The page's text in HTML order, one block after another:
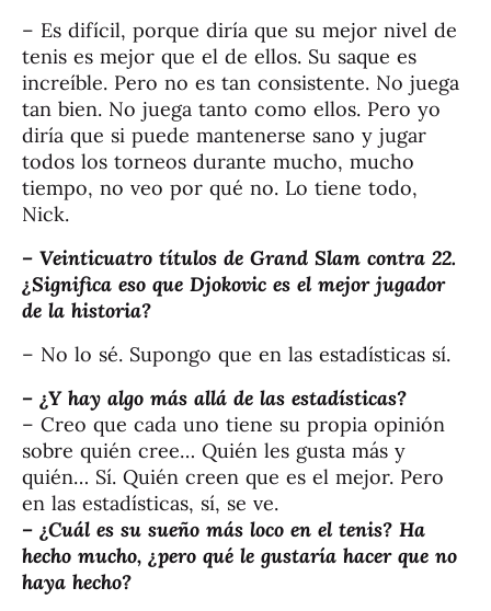
– Es difícil, porque diría que su mejor nivel de
tenis es mejor que el de ellos. Su saque es
increíble. Pero no es tan consistente. No juega
tan bien. No juega tanto como ellos. Pero yo
diría que si puede mantenerse sano y jugar
todos los torneos durante mucho, mucho
tiempo, no veo por qué no. Lo tiene todo,
Nick.
– Veinticuatro títulos de Grand Slam contra 22.
¿Significa eso que Djokovic es el mejor jugador
de la historia?
– No lo sé. Supongo que en las estadísticas sí.
– ¿Y hay algo más allá de las estadísticas?
– Creo que cada uno tiene su propia opinión
sobre quién cree… Quién les gusta más y
quién… Sí. Quién creen que es el mejor. Pero
en las estadísticas, sí, se ve.
– ¿Cuál es su sueño más loco en el tenis? Ha
hecho mucho, ¿pero qué le gustaría hacer que no
haya hecho?